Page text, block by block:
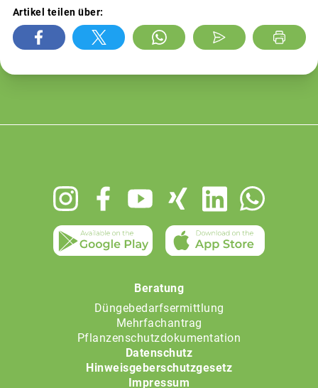
Artikel teilen über:
Beratung
Düngebedarfsermittlung
Mehrfachantrag
Pflanzenschutzdokumentation
Datenschutz
Hinweisgeberschutzgesetz
Impressum